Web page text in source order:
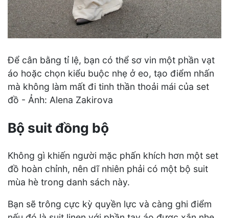
Để cân bằng tỉ lệ, bạn có thể sơ vin một phần vạt
áo hoặc chọn kiểu buộc nhẹ ở eo, tạo điểm nhấn
mà không làm mất đi tinh thần thoải mái của set
đồ - Ảnh: Alena Zakirova
Bộ suit đồng bộ
Không gì khiến người mặc phấn khích hơn một set
đồ hoàn chỉnh, nên dĩ nhiên phải có một bộ suit
mùa hè trong danh sách này.
Bạn sẽ trông cực kỳ quyền lực và càng ghi điểm